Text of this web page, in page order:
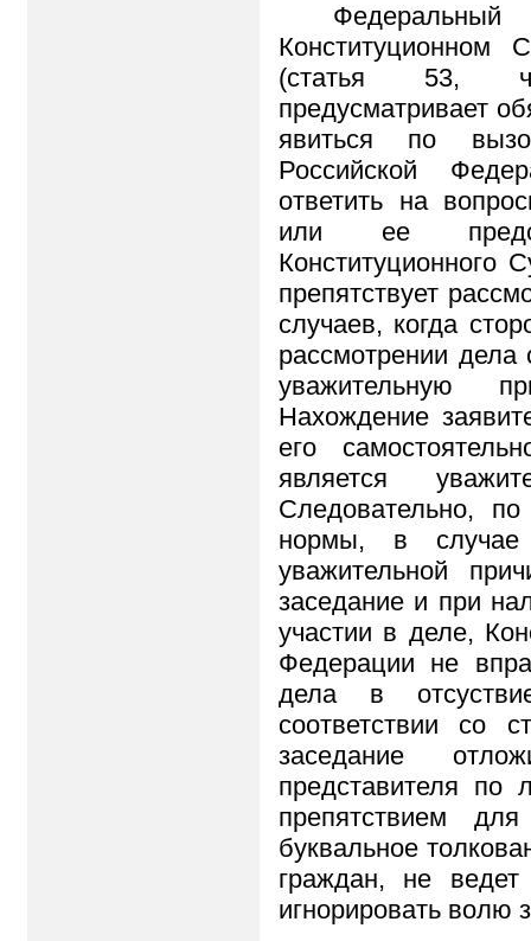
Федеральный
Конституционном
(статья 53,
предусматривает
явиться по
Российской
ответить на
или ее
Конституционного
препятствует
случаев, когда
рассмотрении дела
уважительную
Нахождение
его
является
Следовательно,
нормы, в случае
уважительной
заседание и при
участии в деле,
Федерации не
дела в
соответствии со
заседание
представителя по
препятствием
буквальное
граждан, не
игнорировать волю